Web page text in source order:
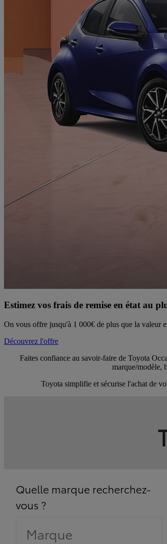
Estimez vos frais de remise en état au
On vous offre jusqu'à 1 000€ de plus que la valeur
Découvrez l'offre
Faites confiance au savoir-faire de Toyota
marque/modèle,
Toyota simplifie et sécurise l'achat de
Quelle marque recherchez-
vous ?
Marque